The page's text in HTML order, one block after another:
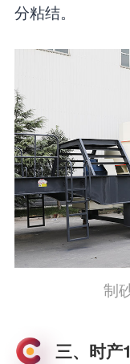
分粘结。
制
三、时产